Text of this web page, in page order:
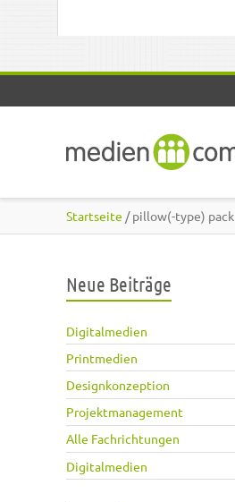
Startseite / pillow(-type) pack
Neue Beiträge
Digitalmedien
Printmedien
Designkonzeption
Projektmanagement
Alle Fachrichtungen
Digitalmedien